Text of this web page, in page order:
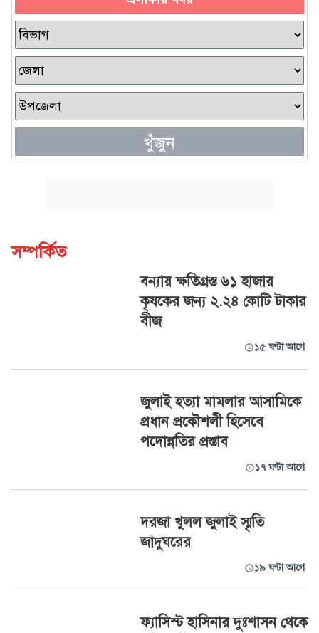
খুঁজুন
সম্পর্কিত
বন্যায় ক্ষতিগ্রস্ত ৬১ হাজার
কৃষকের জন্য ২.২৪ কোটি টাকার
বীজ
১৫ ঘণ্টা আগে
জুলাই হত্যা মামলার আসামিকে
প্রধান প্রকৌশলী হিসেবে
পদোন্নতির প্রস্তাব
১৭ ঘণ্টা আগে
দরজা খুলল জুলাই স্মৃতি
জাদুঘরের
১৯ ঘণ্টা আগে
ফ্যাসিস্ট হাসিনার দুঃশাসন থেকে